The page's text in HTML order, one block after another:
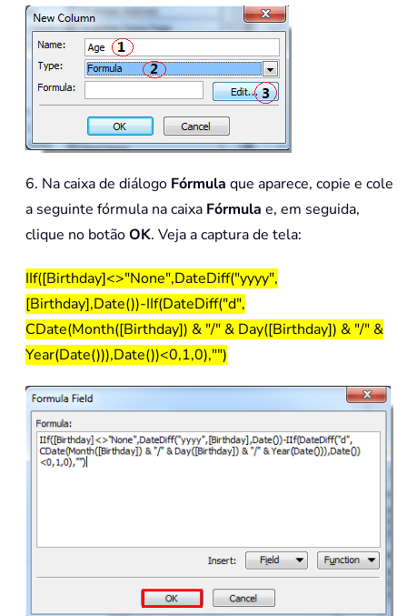
6. Na caixa de diálogo Fórmula que aparece, copie e cole
a seguinte fórmula na caixa Fórmula e, em seguida,
clique no botãoOK. Veja a captura de tela:
IIf([Birthday]<>"None",DateDiff("yyyy",
[Birthday],Date())-IIf(DateDiff("d",
CDate(Month([Birthday]) & "/" & Day([Birthday]) & "/" &
Year(Date())),Date())<0,1,0),"")